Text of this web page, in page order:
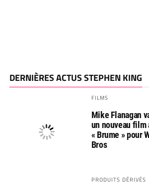
DERNIÈRES ACTUS STEPHEN KING
FILMS
Mike Flanagan
un nouveau film
« Brume » pour
Bros
PRODUITS DÉRIVÉS